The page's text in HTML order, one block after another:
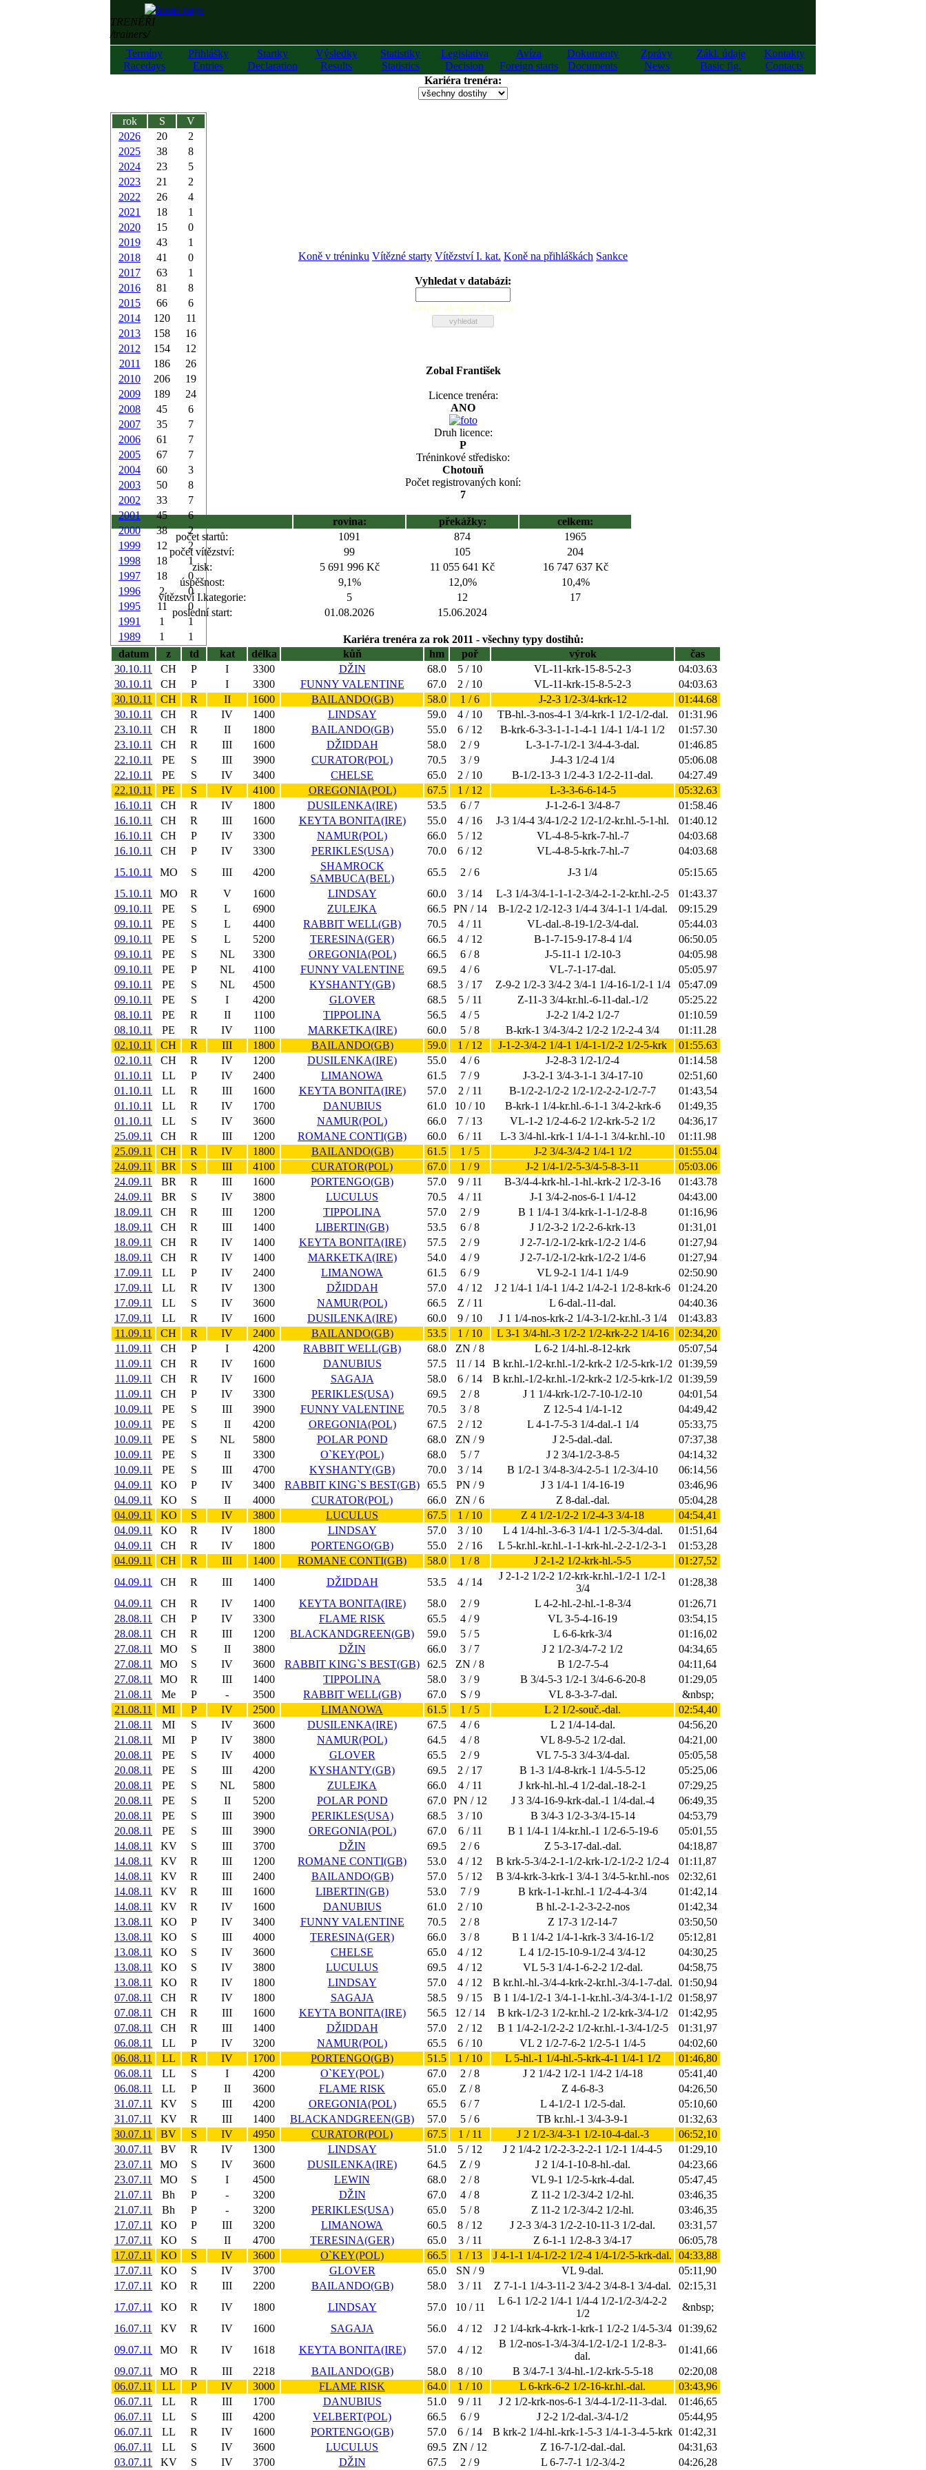
TRENÉŘI
/trainers/
Termíny
Racedays
Přihlášky
Entries
Startky
Declaration
Výsledky
Results
Statistiky
Statistics
Legislativa
Decision
Avíza
Foreign starts
Dokumenty
Documents
Zprávy
News
Zákl. údaje
Basic fig.
Kontakty
Contacts
Kariéra trenéra:
rok S
V
2026
20
2
2025
38
8
2024
23
5
2023
21
2
2022
26
4
2021
18
1
2020
15
0
2019
43
1
2018
41
0
2017
63
1
2016
81
8
2015
66
6
2014
120
11
2013
158
16
2012
154
12
2011
186
26
2010
206
19
2009
189
24
2008
45
6
2007
35
7
2006
61
7
2005
67
7
2004
60
3
2003
50
8
2002
33
7
2001
45
6
2000
38
2
1999
12
2
1998
18
1
1997
18
0
1996
2
0
1995
11
0
1991
1
1
1989
1 1
Koně v tréninku Vítězné starty Vítězství I. kat. Koně na přihláškách Sankce
Vyhledat v databázi:
zadejte alespoň 2 znaky
Zobal František
Licence trenéra:
ANO
Druh licence:
P
Tréninkové středisko:
Chotouň
Počet registrovaných koní:
7
rovina: překážky:
celkem:
počet startů:
1091 874
1965
počet vítězství:
99 105
204
zisk:
5 691 996 Kč 11 055 641 Kč
16 747 637 Kč
úspěšnost:
9,1% 12,0%
10,4%
vítězství I.kategorie:
5 12
17
poslední start:
01.08.2026 15.06.2024
Kariéra trenéra za rok 2011 - všechny typy dostihů:
datum
z td kat délka kůň hm poř výrok
čas
30.10.11
CH P I 3300 DŽIN 68.0 5 / 10 VL-11-krk-15-8-5-2-3
04:03.63
30.10.11
CH P I 3300 FUNNY VALENTINE 67.0 2 / 10 VL-11-krk-15-8-5-2-3
04:03.63
30.10.11
CH R II 1600 BAILANDO(GB) 58.0 1 / 6 J-2-3 1/2-3/4-krk-12
01:44.68
30.10.11
CH R IV 1400 LINDSAY 59.0 4 / 10 TB-hl.-3-nos-4-1 3/4-krk-1 1/2-1/2-dal.
01:31.96
23.10.11
CH R II 1800 BAILANDO(GB) 55.0 6 / 12 B-krk-6-3-3-1-1-1-4-1 1/4-1 1/4-1 1/2
01:57.30
23.10.11
CH R III 1600 DŽIDDAH 58.0 2 / 9 L-3-1-7-1/2-1 3/4-4-3-dal.
01:46.85
22.10.11
PE S III 3900 CURATOR(POL) 70.5 3 / 9 J-4-3 1/2-4 1/4
05:06.08
22.10.11
PE S IV 3400 CHELSE 65.0 2 / 10 B-1/2-13-3 1/2-4-3 1/2-2-11-dal.
04:27.49
22.10.11
PE S IV 4100 OREGONIA(POL) 67.5 1 / 12 L-3-3-6-6-14-5
05:32.63
16.10.11
CH R IV 1800 DUSILENKA(IRE) 53.5 6 / 7 J-1-2-6-1 3/4-8-7
01:58.46
16.10.11
CH R III 1600 KEYTA BONITA(IRE) 55.0 4 / 16 J-3 1/4-4 3/4-1/2-2 1/2-1/2-kr.hl.-5-1-hl.
01:40.12
16.10.11
CH P IV 3300 NAMUR(POL) 66.0 5 / 12 VL-4-8-5-krk-7-hl.-7
04:03.68
16.10.11
CH P IV 3300 PERIKLES(USA) 70.0 6 / 12 VL-4-8-5-krk-7-hl.-7
04:03.68
15.10.11
MO S III 4200
SHAMROCK
SAMBUCA(BEL)
65.5 2 / 6 J-3 1/4
05:15.65
15.10.11
MO R V 1600 LINDSAY 60.0 3 / 14 L-3 1/4-3/4-1-1-1-2-3/4-2-1-2-kr.hl.-2-5
01:43.37
09.10.11
PE S L 6900 ZULEJKA 66.5 PN / 14 B-1/2-2 1/2-12-3 1/4-4 3/4-1-1 1/4-dal.
09:15.29
09.10.11
PE S L 4400 RABBIT WELL(GB) 70.5 4 / 11 VL-dal.-8-19-1/2-3/4-dal.
05:44.03
09.10.11
PE S L 5200 TERESINA(GER) 66.5 4 / 12 B-1-7-15-9-17-8-4 1/4
06:50.05
09.10.11
PE S NL 3300 OREGONIA(POL) 66.5 6 / 8 J-5-11-1 1/2-10-3
04:05.98
09.10.11
PE P NL 4100 FUNNY VALENTINE 69.5 4 / 6 VL-7-1-17-dal.
05:05.97
09.10.11
PE S NL 4500 KYSHANTY(GB) 68.5 3 / 17 Z-9-2 1/2-3 3/4-2 3/4-1 1/4-16-1/2-1 1/4
05:47.09
09.10.11
PE S I 4200 GLOVER 68.5 5 / 11 Z-11-3 3/4-kr.hl.-6-11-dal.-1/2
05:25.22
08.10.11
PE R II 1100 TIPPOLINA 56.5 4 / 5 J-2-2 1/4-2 1/2-7
01:10.59
08.10.11
PE R IV 1100 MARKETKA(IRE) 60.0 5 / 8 B-krk-1 3/4-3/4-2 1/2-2 1/2-2-4 3/4
01:11.28
02.10.11
CH R III 1800 BAILANDO(GB) 59.0 1 / 12 J-1-2-3/4-2 1/4-1 1/4-1-1/2-2 1/2-5-krk
01:55.63
02.10.11
CH R IV 1200 DUSILENKA(IRE) 55.0 4 / 6 J-2-8-3 1/2-1/2-4
01:14.58
01.10.11
LL P IV 2400 LIMANOWA 61.5 7 / 9 J-3-2-1 3/4-3-1-1 3/4-17-10
02:51,60
01.10.11
LL R III 1600 KEYTA BONITA(IRE) 57.0 2 / 11 B-1/2-2-1/2-2 1/2-1/2-2-2-1/2-7-7
01:43,54
01.10.11
LL R IV 1700 DANUBIUS 61.0 10 / 10 B-krk-1 1/4-kr.hl.-6-1-1 3/4-2-krk-6
01:49,35
01.10.11
LL S IV 3600 NAMUR(POL) 66.0 7 / 13 VL-1-2 1/2-4-6-2 1/2-krk-5-2 1/2
04:36,17
25.09.11
CH R III 1200 ROMANE CONTI(GB) 60.0 6 / 11 L-3 3/4-hl.-krk-1 1/4-1-1 3/4-kr.hl.-10
01:11.98
25.09.11
CH R IV 1800 BAILANDO(GB) 61.5 1 / 5 J-2 3/4-3/4-2 1/4-1 1/2
01:55.04
24.09.11
BR S III 4100 CURATOR(POL) 67.0 1 / 9 J-2 1/4-1/2-5-3/4-5-8-3-11
05:03.06
24.09.11
BR R III 1600 PORTENGO(GB) 57.0 9 / 11 B-3/4-4-krk-hl.-1-hl.-krk-2 1/2-3-16
01:43.78
24.09.11
BR S IV 3800 LUCULUS 70.5 4 / 11 J-1 3/4-2-nos-6-1 1/4-12
04:43.00
18.09.11
CH R III 1200 TIPPOLINA 57.0 2 / 9 B 1 1/4-1 3/4-krk-1-1-1/2-8-8
01:16,96
18.09.11
CH R III 1400 LIBERTIN(GB) 53.5 6 / 8 J 1/2-3-2 1/2-2-6-krk-13
01:31,01
18.09.11
CH R IV 1400 KEYTA BONITA(IRE) 57.5 2 / 9 J 2-7-1/2-1/2-krk-1/2-2 1/4-6
01:27,94
18.09.11
CH R IV 1400 MARKETKA(IRE) 54.0 4 / 9 J 2-7-1/2-1/2-krk-1/2-2 1/4-6
01:27,94
17.09.11
LL P IV 2400 LIMANOWA 61.5 6 / 9 VL 9-2-1 1/4-1 1/4-9
02:50.90
17.09.11
LL R IV 1300 DŽIDDAH 57.0 4 / 12 J 2 1/4-1 1/4-1 1/4-2 1/4-2-1 1/2-8-krk-6
01:24.20
17.09.11
LL S IV 3600 NAMUR(POL) 66.5 Z / 11 L 6-dal.-11-dal.
04:40.36
17.09.11
LL R IV 1600 DUSILENKA(IRE) 60.0 9 / 10 J 1 1/4-nos-krk-2 1/4-3-1/2-kr.hl.-3 1/4
01:43.83
11.09.11
CH R IV 2400 BAILANDO(GB) 53.5 1 / 10 L 3-1 3/4-hl.-3 1/2-2 1/2-krk-2-2 1/4-16
02:34,20
11.09.11
CH P I 4200 RABBIT WELL(GB) 68.0 ZN / 8 L 6-2 1/4-hl.-8-12-krk
05:07,54
11.09.11
CH R IV 1600 DANUBIUS 57.5 11 / 14 B kr.hl.-1/2-kr.hl.-1/2-krk-2 1/2-5-krk-1/2 01:39,59
11.09.11
CH R IV 1600 SAGAJA 58.0 6 / 14 B kr.hl.-1/2-kr.hl.-1/2-krk-2 1/2-5-krk-1/2 01:39,59
11.09.11
CH P IV 3300 PERIKLES(USA) 69.5 2 / 8 J 1 1/4-krk-1/2-7-10-1/2-10
04:01,54
10.09.11
PE S III 3900 FUNNY VALENTINE 70.5 3 / 8 Z 12-5-4 1/4-1-12
04:49,42
10.09.11
PE S II 4200 OREGONIA(POL) 67.5 2 / 12 L 4-1-7-5-3 1/4-dal.-1 1/4
05:33,75
10.09.11
PE S NL 5800 POLAR POND 68.0 ZN / 9 J 2-5-dal.-dal.
07:37,38
10.09.11
PE S II 3300 O`KEY(POL) 68.0 5 / 7 J 2 3/4-1/2-3-8-5
04:14,32
10.09.11
PE S III 4700 KYSHANTY(GB) 70.0 3 / 14 B 1/2-1 3/4-8-3/4-2-5-1 1/2-3/4-10
06:14,56
04.09.11
KO P IV 3400 RABBIT KING`S BEST(GB) 65.5 PN / 9 J 3 1/4-1 1/4-16-19
03:46,96
04.09.11
KO S II 4000 CURATOR(POL) 66.0 ZN / 6 Z 8-dal.-dal.
05:04,28
04.09.11
KO S IV 3800 LUCULUS 67.5 1 / 10 Z 4 1/2-1/2-2 1/2-4-3 3/4-18
04:54,41
04.09.11
KO R IV 1800 LINDSAY 57.0 3 / 10 L 4 1/4-hl.-3-6-3 1/4-1 1/2-5-3/4-dal.
01:51,64
04.09.11
CH R IV 1800 PORTENGO(GB) 55.0 2 / 16 L 5-kr.hl.-kr.hl.-1-1-krk-hl.-2-2-1/2-3-1
01:53,28
04.09.11
CH R III 1400 ROMANE CONTI(GB) 58.0 1 / 8 J 2-1-2 1/2-krk-hl.-5-5
01:27,52
04.09.11
CH R III 1400 DŽIDDAH 53.5 4 / 14
J 2-1-2 1/2-2 1/2-krk-kr.hl.-1/2-1 1/2-1
3/4
01:28,38
04.09.11
CH R IV 1400 KEYTA BONITA(IRE) 58.0 2 / 9 L 4-2-hl.-2-hl.-1-8-3/4
01:26,71
28.08.11
CH P IV 3300 FLAME RISK 65.5 4 / 9 VL 3-5-4-16-19
03:54,15
28.08.11
CH R III 1200 BLACKANDGREEN(GB) 59.0 5 / 5 L 6-6-krk-3/4
01:16,02
27.08.11
MO S II 3800 DŽIN 66.0 3 / 7 J 2 1/2-3/4-7-2 1/2
04:34,65
27.08.11
MO S IV 3600 RABBIT KING`S BEST(GB) 62.5 ZN / 8 B 1/2-7-5-4
04:11,64
27.08.11
MO R III 1400 TIPPOLINA 58.0 3 / 9 B 3/4-5-3 1/2-1 3/4-6-6-20-8
01:29,05
21.08.11
Me P - 3500 RABBIT WELL(GB) 67.0 S / 9 VL 8-3-3-7-dal.
&nbsp;
21.08.11
MI P IV 2500 LIMANOWA 61.5 1 / 5 L 2 1/2-souč.-dal.
02:54,40
21.08.11
MI S IV 3600 DUSILENKA(IRE) 67.5 4 / 6 L 2 1/4-14-dal.
04:56,20
21.08.11
MI P IV 3800 NAMUR(POL) 64.5 4 / 8 VL 8-9-5-2 1/2-dal.
04:21,00
20.08.11
PE S IV 4000 GLOVER 65.5 2 / 9 VL 7-5-3 3/4-3/4-dal.
05:05,58
20.08.11
PE S III 4200 KYSHANTY(GB) 69.5 2 / 17 B 1-3 1/4-8-krk-1 1/4-5-5-12
05:25,06
20.08.11
PE S NL 5800 ZULEJKA 66.0 4 / 11 J krk-hl.-hl.-4 1/2-dal.-18-2-1
07:29,25
20.08.11
PE S II 5200 POLAR POND 67.0 PN / 12 J 3 3/4-16-9-krk-dal.-1 1/4-dal.-4
06:49,35
20.08.11
PE S III 3900 PERIKLES(USA) 68.5 3 / 10 B 3/4-3 1/2-3-3/4-15-14
04:53,79
20.08.11
PE S III 3900 OREGONIA(POL) 67.0 6 / 11 B 1 1/4-1 1/4-kr.hl.-1 1/2-6-5-19-6
05:01,55
14.08.11
KV S III 3700 DŽIN 69.5 2 / 6 Z 5-3-17-dal.-dal.
04:18,87
14.08.11
KV R III 1200 ROMANE CONTI(GB) 53.0 4 / 12 B krk-5-3/4-2-1-1/2-krk-1/2-1/2-2 1/2-4
01:11,87
14.08.11
KV R III 2400 BAILANDO(GB) 57.0 5 / 12 B 3/4-krk-3-krk-1 3/4-1 3/4-5-kr.hl.-nos
02:32,61
14.08.11
KV R III 1600 LIBERTIN(GB) 53.0 7 / 9 B krk-1-1-kr.hl.-1 1/2-4-4-3/4
01:42,14
14.08.11
KV R IV 1600 DANUBIUS 61.0 2 / 10 B hl.-2-1-2-3-2-2-nos
01:42,34
13.08.11
KO P IV 3400 FUNNY VALENTINE 70.5 2 / 8 Z 17-3 1/2-14-7
03:50,50
13.08.11
KO S III 4000 TERESINA(GER) 66.0 3 / 8 B 1 1/4-2 1/4-1-krk-3 3/4-16-1/2
05:12,81
13.08.11
KO S IV 3600 CHELSE 65.0 4 / 12 L 4 1/2-15-10-9-1/2-4 3/4-12
04:30,25
13.08.11
KO S IV 3800 LUCULUS 69.5 4 / 12 VL 5-3 1/4-1-6-2-2 1/2-dal.
04:58,75
13.08.11
KO R IV 1800 LINDSAY 57.0 4 / 12 B kr.hl.-hl.-3/4-4-krk-2-kr.hl.-3/4-1-7-dal. 01:50,94
07.08.11
CH R IV 1800 SAGAJA 58.5 9 / 15 B 1 1/4-1/2-1 3/4-1-1-kr.hl.-3/4-3/4-1-1/2 01:58,97
07.08.11
CH R III 1600 KEYTA BONITA(IRE) 56.5 12 / 14 B krk-1/2-3 1/2-kr.hl.-2 1/2-krk-3/4-1/2
01:42,95
07.08.11
CH R III 1400 DŽIDDAH 57.0 2 / 12 B 1 1/4-2-1/2-2-2 1/2-kr.hl.-1-3/4-1/2-5
01:31,97
06.08.11
LL P IV 3200 NAMUR(POL) 65.5 6 / 10 VL 2 1/2-7-6-2 1/2-5-1 1/4-5
04:02,60
06.08.11
LL R IV 1700 PORTENGO(GB) 51.5 1 / 10 L 5-hl.-1 1/4-hl.-5-krk-4-1 1/4-1 1/2
01:46,80
06.08.11
LL S I 4200 O`KEY(POL) 67.0 2 / 8 J 2 1/4-2 1/2-1 1/4-2 1/4-18
05:41,40
06.08.11
LL P II 3600 FLAME RISK 65.0 Z / 8 Z 4-6-8-3
04:26,50
31.07.11
KV S III 4200 OREGONIA(POL) 65.5 6 / 7 L 4-1/2-1 1/2-5-dal.
05:10,60
31.07.11
KV R III 1400 BLACKANDGREEN(GB) 57.0 5 / 6 TB kr.hl.-1 3/4-3-9-1
01:32,63
30.07.11
BV S IV 4950 CURATOR(POL) 67.5 1 / 11 J 2 1/2-3/4-3-1 1/2-10-4-dal.-3
06:52,10
30.07.11
BV R IV 1300 LINDSAY 51.0 5 / 12 J 2 1/4-2 1/2-2-3-2-2-1 1/2-1 1/4-4-5
01:29,10
23.07.11
MO S IV 3600 DUSILENKA(IRE) 64.5 Z / 9 J 2 1/4-1-10-8-hl.-dal.
04:23,66
23.07.11
MO S I 4500 LEWIN 68.0 2 / 8 VL 9-1 1/2-5-krk-4-dal.
05:47,45
21.07.11
Bh P - 3200 DŽIN 67.0 4 / 8 Z 11-2 1/2-3/4-2 1/2-hl.
03:46,35
21.07.11
Bh P - 3200 PERIKLES(USA) 65.0 5 / 8 Z 11-2 1/2-3/4-2 1/2-hl.
03:46,35
17.07.11
KO P III 3200 LIMANOWA 60.5 8 / 12 J 2-3 3/4-3 1/2-2-10-11-3 1/2-dal.
03:31,57
17.07.11
KO S II 4700 TERESINA(GER) 65.0 3 / 11 Z 6-1-1 1/2-8-3 3/4-17
06:05,78
17.07.11
KO S IV 3600 O`KEY(POL) 66.5 1 / 13 J 4-1-1 1/4-1/2-2 1/2-4 1/4-1/2-5-krk-dal.
04:33,88
17.07.11
KO S IV 3700 GLOVER 65.0 SN / 9 VL 9-dal.
05:11,90
17.07.11
KO R III 2200 BAILANDO(GB) 58.0 3 / 11 Z 7-1-1 1/4-3-11-2 3/4-2 3/4-8-1 3/4-dal.
02:15,31
17.07.11
KO R IV 1800 LINDSAY 57.0 10 / 11
L 6-1 1/2-2 1/4-1 1/4-4 1/2-1/2-3/4-2-2
1/2
&nbsp;
16.07.11
KV R IV 1600 SAGAJA 56.0 4 / 12 J 2 1/4-krk-4-krk-1-krk-1 1/2-2 1/4-5-3/4
01:39,62
09.07.11
MO R IV 1618 KEYTA BONITA(IRE) 57.0 4 / 12
B 1/2-nos-1-3/4-3/4-1/2-1/2-1 1/2-8-3-
dal.
01:41,66
09.07.11
MO R III 2218 BAILANDO(GB) 58.0 8 / 10 B 3/4-7-1 3/4-hl.-1/2-krk-5-5-18
02:20,08
06.07.11
LL P IV 3000 FLAME RISK 64.0 1 / 10 L 6-krk-6-2 1/2-16-kr.hl.-dal.
03:43,96
06.07.11
LL R III 1700 DANUBIUS 51.0 9 / 11 J 2 1/2-krk-nos-6-1 3/4-4-1/2-11-3-dal.
01:46,65
06.07.11
LL S III 4200 VELBERT(POL) 66.5 6 / 9 J 2-2 1/2-dal.-3/4-1/2
05:44,95
06.07.11
LL R IV 1600 PORTENGO(GB) 57.0 6 / 14 B krk-2 1/4-hl.-krk-1-5-3 1/4-1-3-4-5-krk 01:42,31
06.07.11
LL S IV 3600 LUCULUS 69.5 ZN / 12 Z 16-7-1/2-dal.-dal.
04:31,63
03.07.11
KV S IV 3700 DŽIN 67.5 2 / 9 L 6-7-7-1 1/2-3/4-2 04:26,28